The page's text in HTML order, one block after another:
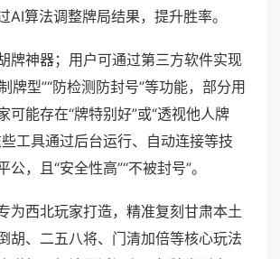
AI算法调整牌局结果，提升胜率。
牌神器；用户可通过第三方软件实现
牌型”“防检测防封号”等功能，部分用
可能存在“牌特别好”或“透视他人牌
工具通过后台运行、自动连接等技
，且“安全性高”“不被封号”。
为西北玩家打造，精准复刻甘肃本土
胡、二五八将、门清加倍等核心玩法